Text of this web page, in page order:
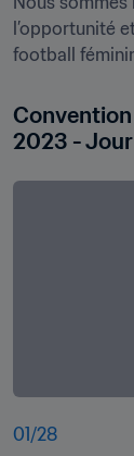
l’opportunité
football
Convention
2023 - Jour
01 /28